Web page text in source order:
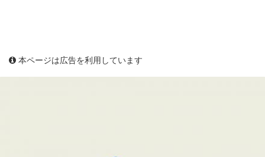
本ページは広告を利用しています